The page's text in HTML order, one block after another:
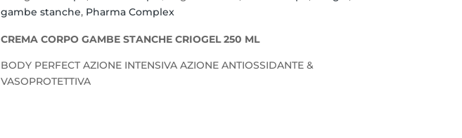
gambe stanche, Pharma Complex
CREMA CORPO GAMBE STANCHE CRIOGEL 250 ML
BODY PERFECT AZIONE INTENSIVA AZIONE ANTIOSSIDANTE &
VASOPROTETTIVA